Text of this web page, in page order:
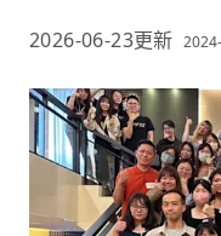
2026-06-23更新